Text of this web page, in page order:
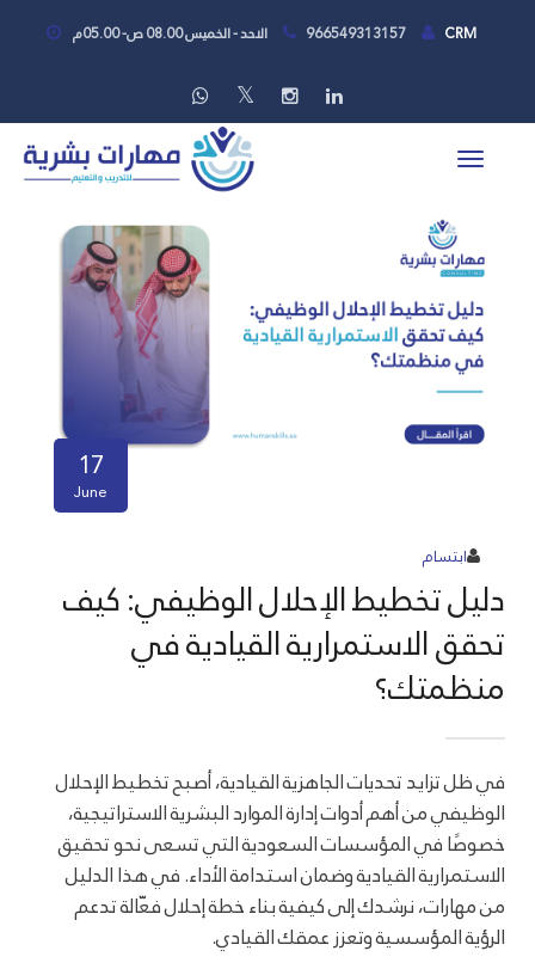
الاحد - الخميس 08.00 ص- 05.00م 966549313157 CRM
17
June
ابتسام
دليل تخطيط الإحلال الوظيفي: كيف
تحقق الاستمرارية القيادية في
منظمتك؟
في ظل تزايد تحديات الجاهزية القيادية، أصبح تخطيط الإحلال
الوظيفي من أهم أدوات إدارة الموارد البشرية الاستراتيجية،
خصوصًا في المؤسسات السعودية التي تسعى نحو تحقيق
الاستمرارية القيادية وضمان استدامة الأداء. في هذا الدليل
من مهارات، نرشدك إلى كيفية بناء خطة إحلال فعّالة تدعم
الرؤية المؤسسية وتعزز عمقك القيادي.